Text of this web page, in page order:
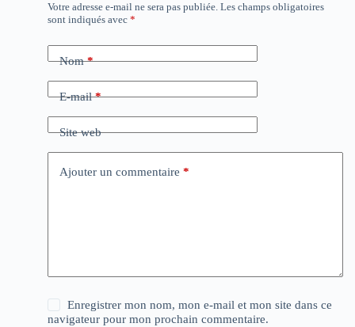
Votre adresse e-mail ne sera pas publiée. Les champs obligatoires
sont indiqués avec *
Nom*
E-mail*
Site web
Ajouter un commentaire *
Enregistrer mon nom, mon e-mail et mon site dans ce
navigateur pour mon prochain commentaire.